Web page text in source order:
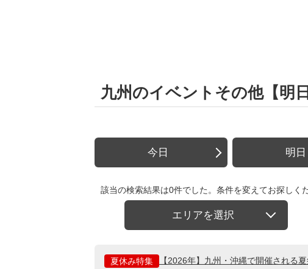
九州のイベントその他【明
今日 明日
該当の検索結果は0件でした。条件を変えてお探しく
エリアを選択
夏休み特集 【2026年】九州・沖縄で開催される